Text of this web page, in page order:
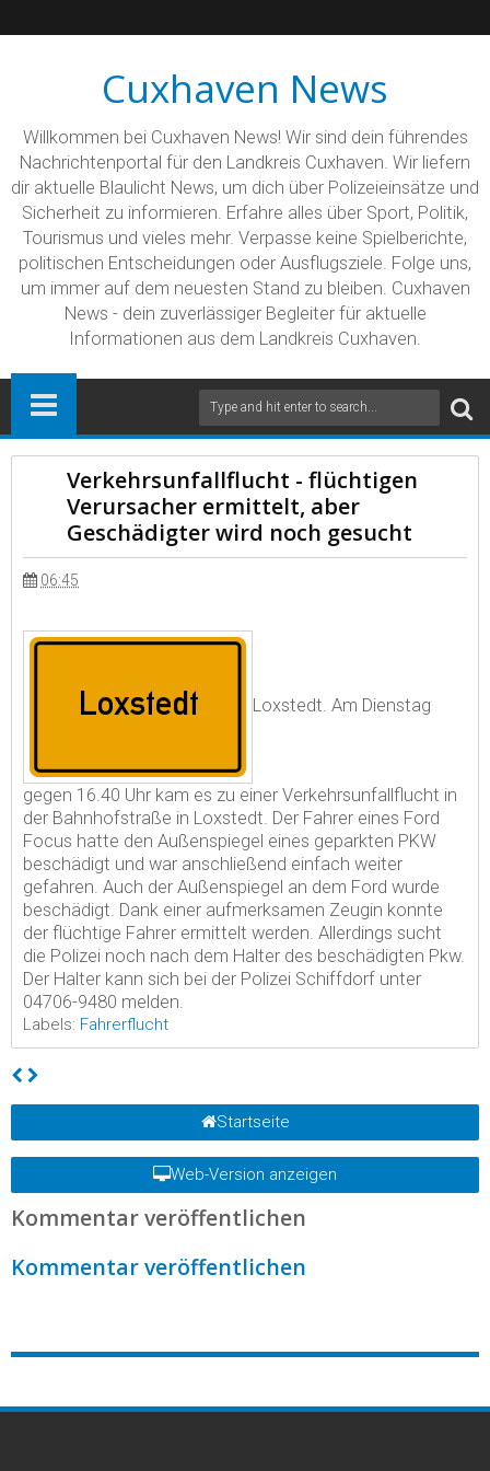
Cuxhaven News
Willkommen bei Cuxhaven News! Wir sind dein führendes
Nachrichtenportal für den Landkreis Cuxhaven. Wir liefern
dir aktuelle Blaulicht News, um dich über Polizeieinsätze und
Sicherheit zu informieren. Erfahre alles über Sport, Politik,
Tourismus und vieles mehr. Verpasse keine Spielberichte,
politischen Entscheidungen oder Ausflugsziele. Folge uns,
um immer auf dem neuesten Stand zu bleiben. Cuxhaven
News - dein zuverlässiger Begleiter für aktuelle
Informationen aus dem Landkreis Cuxhaven.
Verkehrsunfallflucht - flüchtigen
Verursacher ermittelt, aber
Geschädigter wird noch gesucht
06:45
Loxstedt. Am Dienstag
gegen 16.40 Uhr kam es zu einer Verkehrsunfallflucht in
der Bahnhofstraße in Loxstedt. Der Fahrer eines Ford
Focus hatte den Außenspiegel eines geparkten PKW
beschädigt und war anschließend einfach weiter
gefahren. Auch der Außenspiegel an dem Ford wurde
beschädigt. Dank einer aufmerksamen Zeugin konnte
der flüchtige Fahrer ermittelt werden. Allerdings sucht
die Polizei noch nach dem Halter des beschädigten Pkw.
Der Halter kann sich bei der Polizei Schiffdorf unter
04706-9480 melden.
Labels: Fahrerflucht
Startseite
Web-Version anzeigen
Kommentar veröffentlichen
Kommentar veröffentlichen